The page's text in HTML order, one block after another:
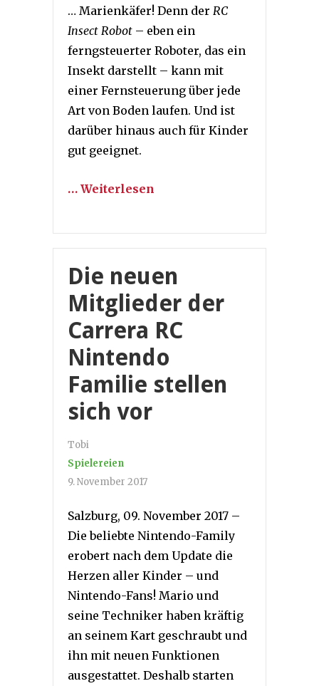
… Marienkäfer! Denn der RC
Insect Robot – eben ein
ferngsteuerter Roboter, das ein
Insekt darstellt – kann mit
einer Fernsteuerung über jede
Art von Boden laufen. Und ist
darüber hinaus auch für Kinder
gut geeignet.
… Weiterlesen
Die neuen
Mitglieder der
Carrera RC
Nintendo
Familie stellen
sich vor
Tobi
Spielereien
9. November 2017
Salzburg, 09. November 2017 –
Die beliebte Nintendo-Family
erobert nach dem Update die
Herzen aller Kinder – und
Nintendo-Fans! Mario und
seine Techniker haben kräftig
an seinem Kart geschraubt und
ihn mit neuen Funktionen
ausgestattet. Deshalb starten